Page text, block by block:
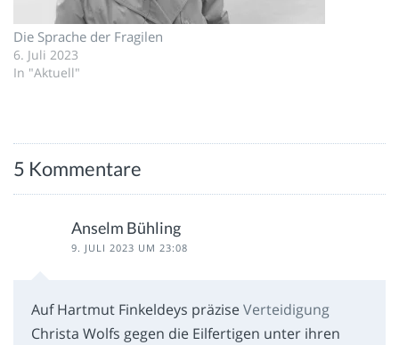
Die Sprache der Fragilen
6. Juli 2023
In "Aktuell"
5 Kommentare
Anselm Bühling
9. JULI 2023 UM 23:08
Auf Hartmut Finkeldeys präziseVerteidigung
Christa Wolfs gegen die Eilfertigen unter ihren